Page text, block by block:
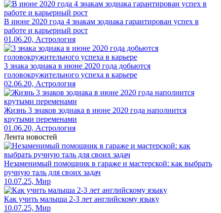
В июне 2020 года 4 знакам зодиака гарантирован успех в
работе и карьерный рост
01.06.20, Астрология
3 знака зодиака в июне 2020 года добьются
головокружительного успеха в карьере
02.06.20, Астрология
Жизнь 3 знаков зодиака в июне 2020 года наполнится
крутыми переменами
01.06.20, Астрология
Лента новостей
Незаменимый помощник в гараже и мастерской: как выбрать
ручную таль для своих задач
10.07.25, Мир
Как учить малыша 2-3 лет английскому языку
10.07.25, Мир